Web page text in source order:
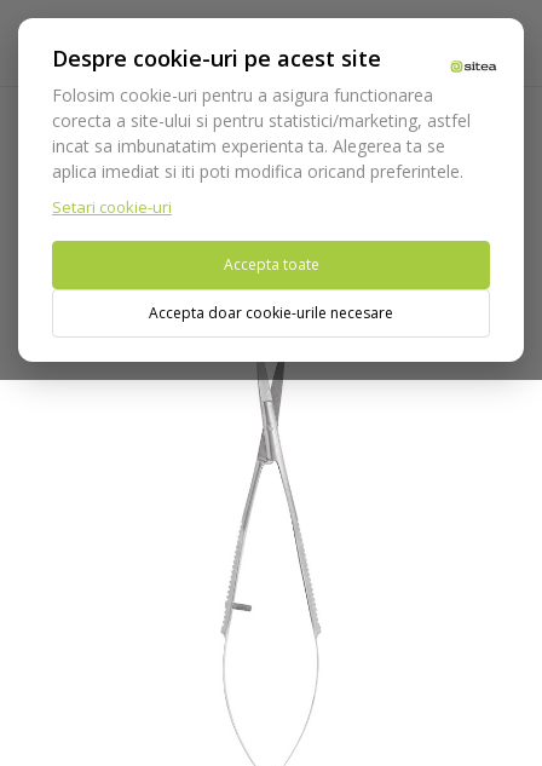
Despre cookie-uri pe acest site
Folosim cookie-uri pentru a asigura functionarea
corecta a site-ului si pentru statistici/marketing, astfel
incat sa imbunatatim experienta ta. Alegerea ta se
aplica imediat si iti poti modifica oricand preferintele.
Setari cookie-uri
Accepta toate
Accepta doar cookie-urile necesare
Acasa Instrumentar Chirurgie si implantologie
Foarfeca Noyes cod 3624
Nu puteti plasa comenzi din tara din care accesati website-ul